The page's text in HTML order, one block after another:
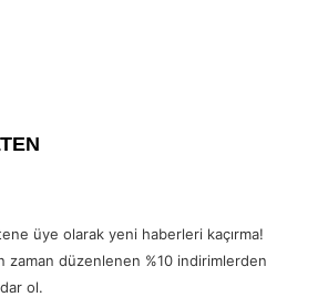
üye olarak yeni haberleri kaçırma!
zaman düzenlenen %10 indirimlerden
ol.